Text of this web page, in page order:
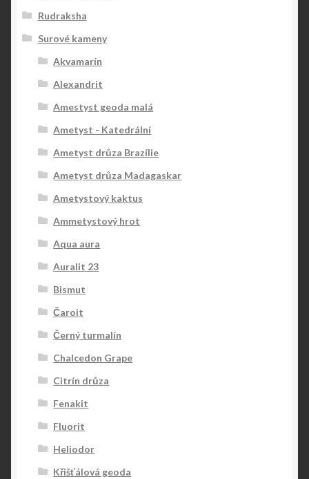
Rudraksha
Surové kameny
Akvamarín
Alexandrit
Amestyst geoda malá
Ametyst - Katedrální
Ametyst drůza Brazílie
Ametyst drůza Madagaskar
Ametystový kaktus
Ammetystový hrot
Aqua aura
Auralit 23
Bismut
Čaroit
Černý turmalín
Chalcedon Grape
Citrín drůza
Fenakit
Fluorit
Heliodor
Křišťálová geoda